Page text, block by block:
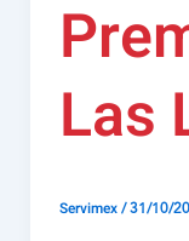
Las
Servimex/31/10/